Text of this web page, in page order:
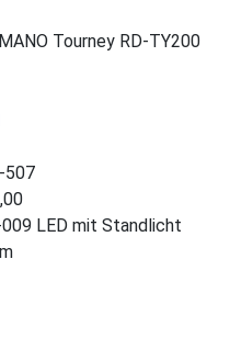
Tourney RD-TY200
507
LED mit Standlicht